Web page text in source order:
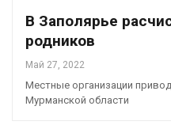
В Заполярье
родников
Май 27, 2022
Местные организации
Мурманской области